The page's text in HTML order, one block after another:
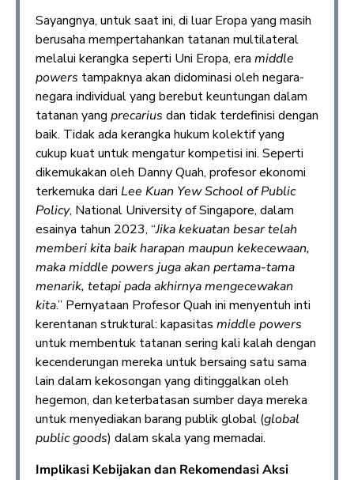
Sayangnya, untuk saat ini, di luar Eropa yang masih
berusaha mempertahankan tatanan multilateral
melalui kerangka seperti Uni Eropa, era middle
powers tampaknya akan didominasi oleh negara-
negara individual yang berebut keuntungan dalam
tatanan yang precarius dan tidak terdefinisi dengan
baik. Tidak ada kerangka hukum kolektif yang
cukup kuat untuk mengatur kompetisi ini. Seperti
dikemukakan oleh Danny Quah, profesor ekonomi
terkemuka dari Lee Kuan Yew School of Public
Policy, National University of Singapore, dalam
esainya tahun 2023, “Jika kekuatan besar telah
memberi kita baik harapan maupun kekecewaan,
maka middle powers juga akan pertama-tama
menarik, tetapi pada akhirnya mengecewakan
kita.” Pernyataan Profesor Quah ini menyentuh inti
kerentanan struktural: kapasitas middle powers
untuk membentuk tatanan sering kali kalah dengan
kecenderungan mereka untuk bersaing satu sama
lain dalam kekosongan yang ditinggalkan oleh
hegemon, dan keterbatasan sumber daya mereka
untuk menyediakan barang publik global (global
public goods) dalam skala yang memadai.
Implikasi Kebijakan dan Rekomendasi Aksi